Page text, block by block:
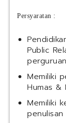
Persyaratan :
Public
Memiliki
Humas &
Memiliki